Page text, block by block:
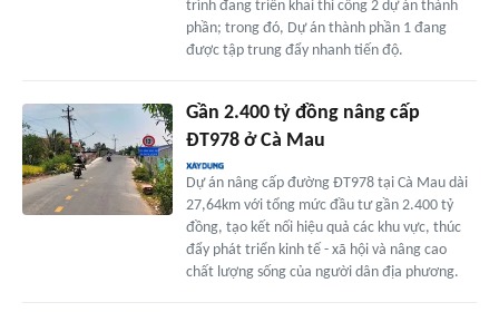
trình đang triển khai thi công 2 dự án thành
phần; trong đó, Dự án thành phần 1 đang
được tập trung đẩy nhanh tiến độ.
Gần 2.400 tỷ đồng nâng cấp
ĐT978 ở Cà Mau
Dự án nâng cấp đường ĐT978 tại Cà Mau dài
27,64km với tổng mức đầu tư gần 2.400 tỷ
đồng, tạo kết nối hiệu quả các khu vực, thúc
đẩy phát triển kinh tế - xã hội và nâng cao
chất lượng sống của người dân địa phương.